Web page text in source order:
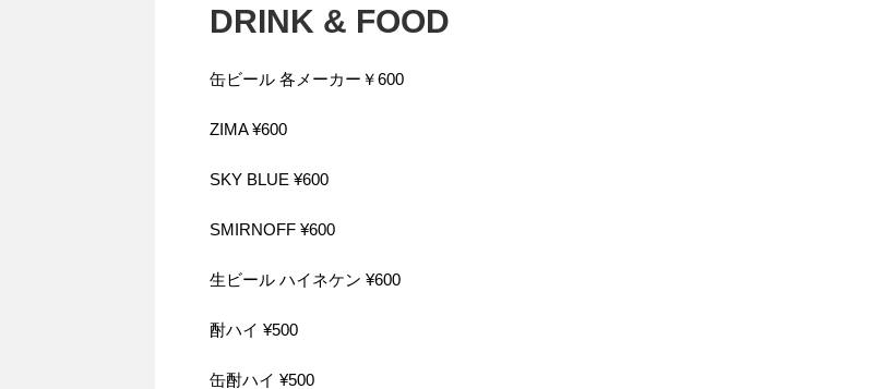
DRINK & FOOD
缶ビール 各メーカー￥600
ZIMA ¥600
SKY BLUE ¥600
SMIRNOFF ¥600
生ビール ハイネケン ¥600
酎ハイ ¥500
缶酎ハイ ¥500